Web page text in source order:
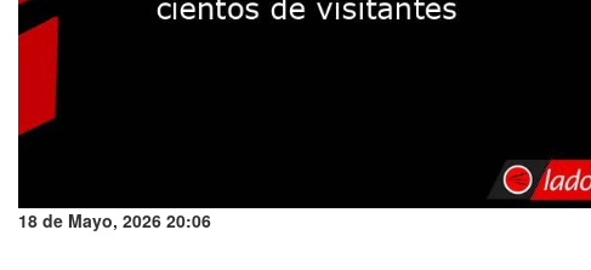
18 de Mayo, 2026 20:06